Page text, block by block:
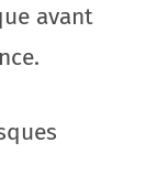
avant